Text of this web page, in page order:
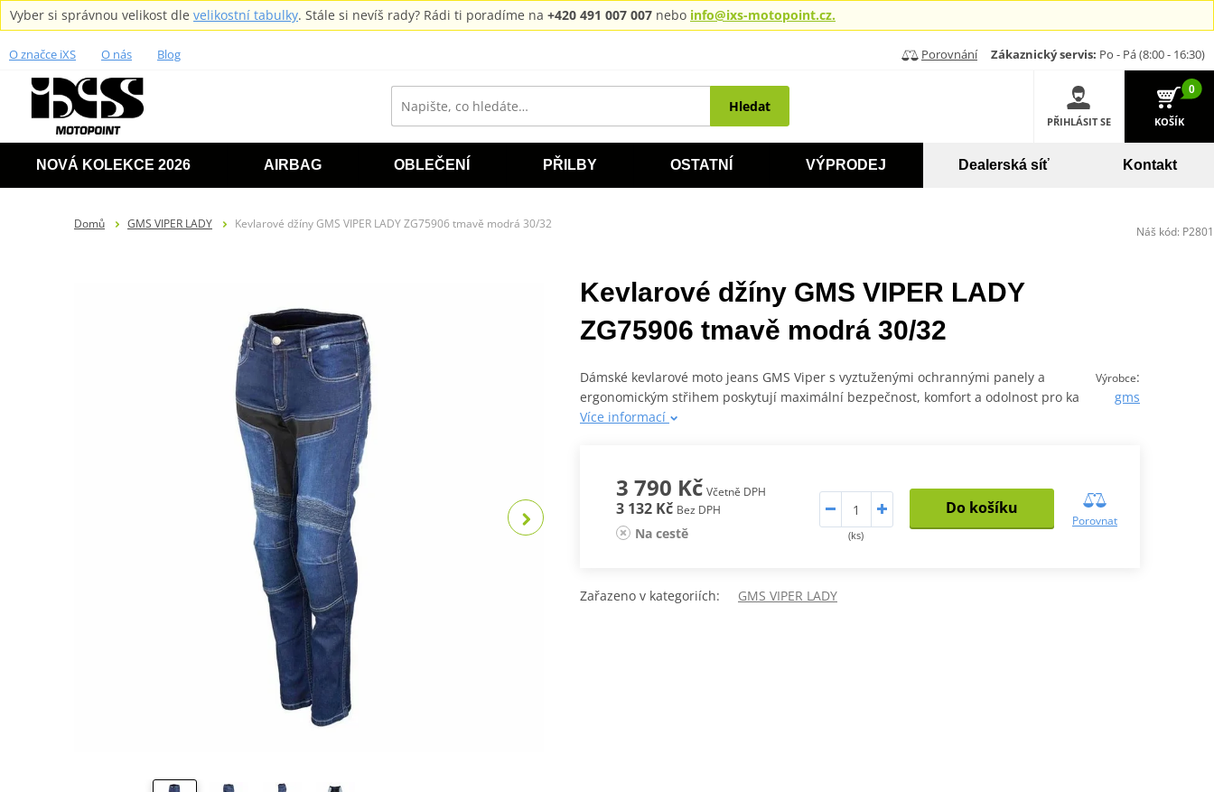
Vyber si správnou velikost dle velikostní tabulky. Stále si nevíš rady? Rádi ti poradíme na +420 491 007 007 nebo info@ixs-motopoint.cz.
O značce iXS O nás Blog Porovnání Zákaznický servis: Po - Pá (8:00 - 16:30)
Hledat
PŘIHLÁSIT SE
0
KOŠÍK
NOVÁ KOLEKCE 2026 AIRBAG OBLEČENÍ PŘILBY OSTATNÍ VÝPRODEJ Dealerská síť Kontakt
Domů GMS VIPER LADY Kevlarové džíny GMS VIPER LADY ZG75906 tmavě modrá 30/32
Kevlarové džíny GMS VIPER LADY
ZG75906 tmavě modrá 30/32
Výrobce:
gms
Dámské kevlarové moto jeans GMS Viper s vyztuženými ochrannými panely a
ergonomickým střihem poskytují maximální bezpečnost, komfort a odolnost pro ka
Více informací
3 790 Kč Včetně DPH
3 132 Kč Bez DPH
Na cestě (ks)
Do košíku
Porovnat
Zařazeno v kategoriích: GMS VIPER LADY
Náš kód: P2801